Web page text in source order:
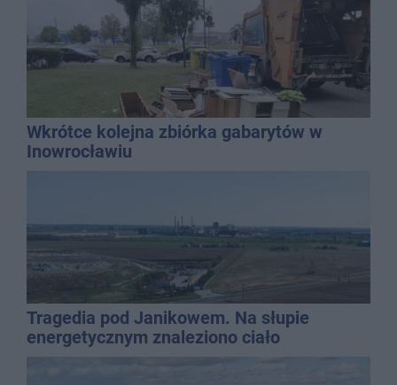
Wkrótce kolejna zbiórka gabarytów w
Inowrocławiu
Tragedia pod Janikowem. Na słupie
energetycznym znaleziono ciało
mężczyzny